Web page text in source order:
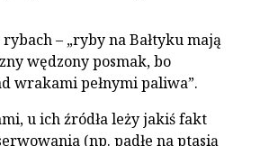
– „ryby na Bałtyku mają
wędzony posmak, bo
wrakami pełnymi paliwa”.
u ich źródła leży jakiś fakt
(np. padłe na ptasią